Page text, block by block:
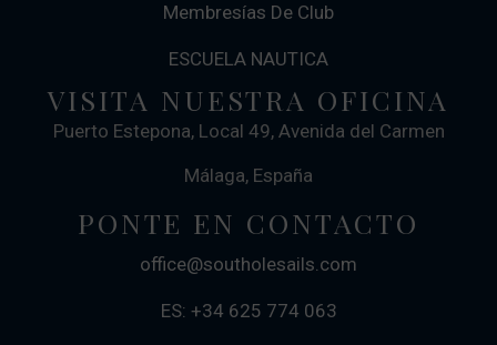
Membresías De Club
ESCUELA NAUTICA
VISITA NUESTRA OFICINA
Puerto Estepona, Local 49, Avenida del Carmen
Málaga, España
PONTE EN CONTACTO
office@southolesails.com
ES: +34 625 774 063